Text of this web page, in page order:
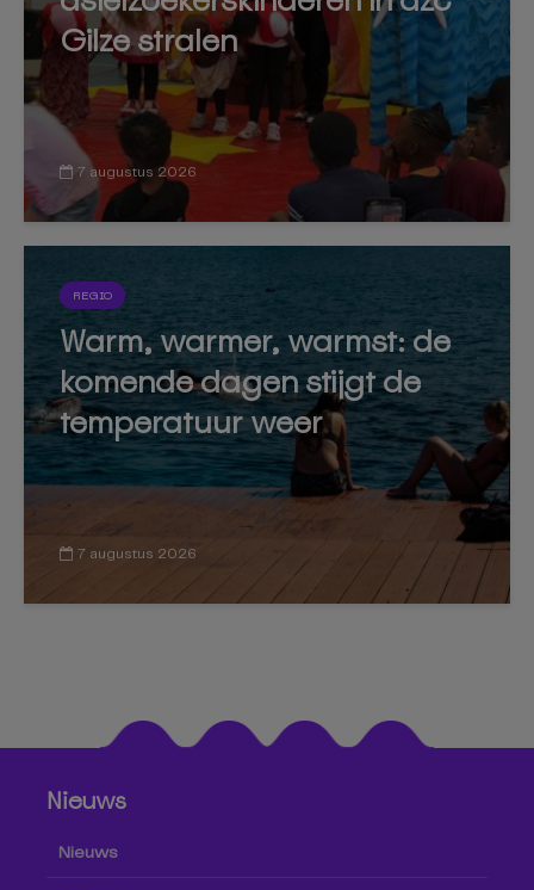
Gilze stralen
7 augustus 2026
REGIO
Warm, warmer, warmst: de
komende dagen stijgt de
temperatuur weer
7 augustus 2026
Nieuws
Nieuws